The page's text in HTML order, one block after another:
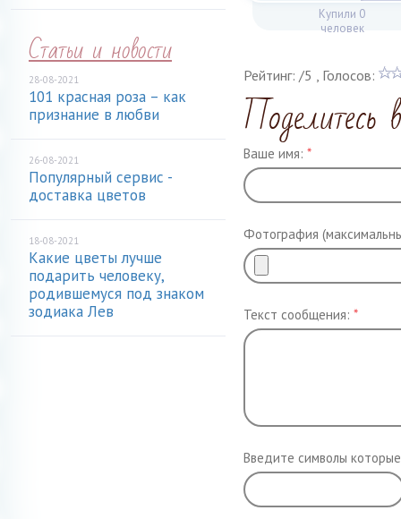
Статьи и новости
28-08-2021
101 красная роза – как
признание в любви
26-08-2021
Популярный сервис -
доставка цветов
18-08-2021
Какие цветы лучше
подарить человеку,
родившемуся под знаком
зодиака Лев
Купили 0
человек
Рейтинг: /5 , Голосов:
Поделитесь
Ваше имя: *
Фотография
Текст сообщения: *
Введите символы